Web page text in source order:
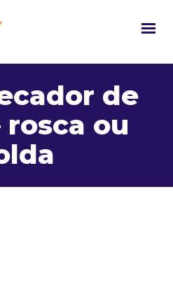
de
rosca ou